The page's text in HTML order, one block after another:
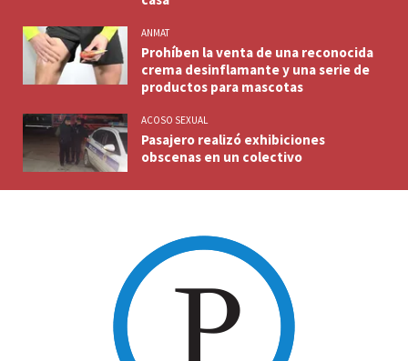
ANMAT
Prohíben la venta de una reconocida
crema desinflamante y una serie de
productos para mascotas
ACOSO SEXUAL
Pasajero realizó exhibiciones
obscenas en un colectivo